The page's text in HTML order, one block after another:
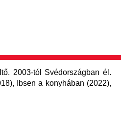
2003-tól Svédországban él.
Ibsen a konyhában (2022),